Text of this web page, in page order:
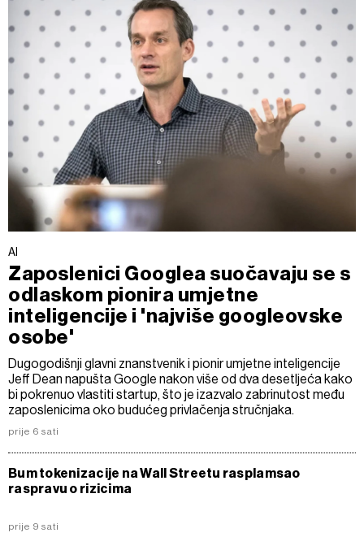
AI
Zaposlenici Googlea suočavaju se s
odlaskom pionira umjetne
inteligencije i 'najviše googleovske
osobe'
Dugogodišnji glavni znanstvenik i pionir umjetne inteligencije
Jeff Dean napušta Google nakon više od dva desetljeća kako
bi pokrenuo vlastiti startup, što je izazvalo zabrinutost među
zaposlenicima oko budućeg privlačenja stručnjaka.
prije 6 sati
Bum tokenizacije na Wall Streetu rasplamsao
raspravu o rizicima
prije 9 sati